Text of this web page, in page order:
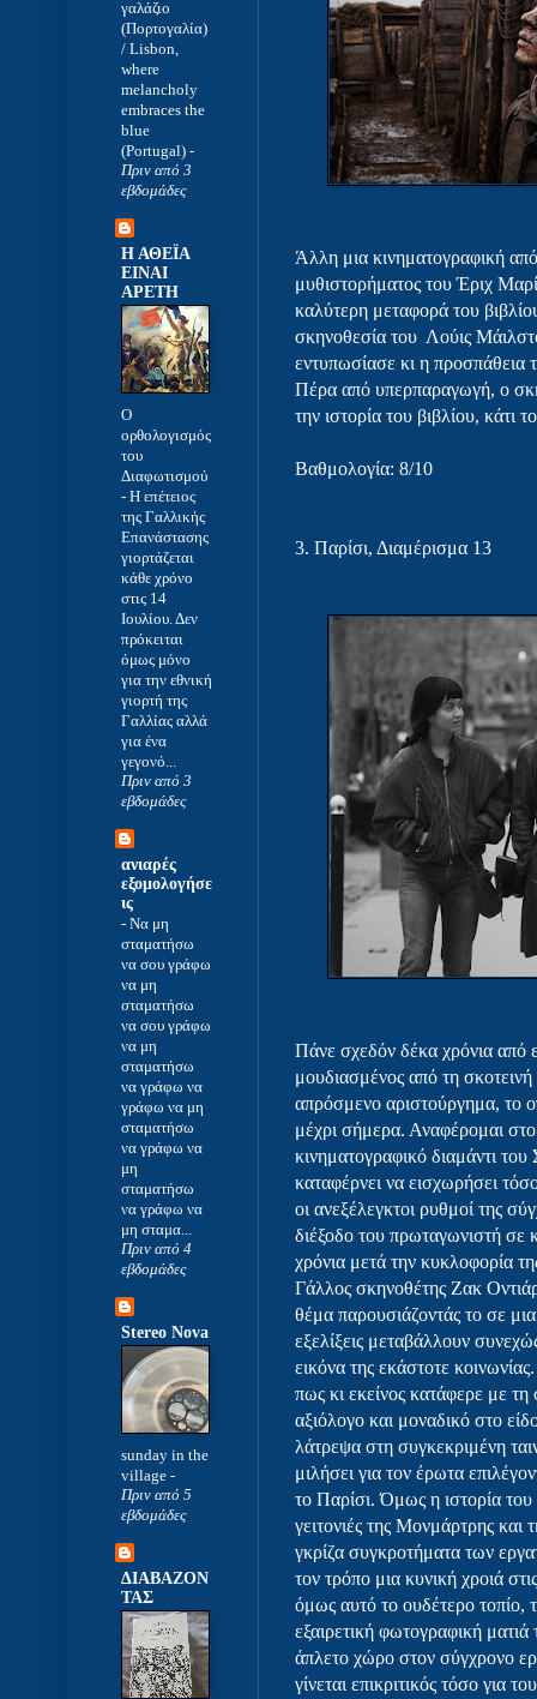
Άλλη μια κινηματογραφική
μυθιστορήματος του Έριχ
καλύτερη μεταφορά του
σκηνοθεσία του Λούις
εντυπωσίασε κι η
Πέρα από υπερπαραγωγή, ο
την ιστορία του βιβλίου,
Βαθμολογία: 8/10
3. Παρίσι, Διαμέρισμα 13
Πάνε σχεδόν δέκα χρόνια από
μουδιασμένος από τη
απρόσμενο αριστούργημα, το
μέχρι σήμερα. Αναφέρομαι
κινηματογραφικό διαμάντι
καταφέρνει να εισχωρήσει
οι ανεξέλεγκτοι ρυθμοί της
διέξοδο του πρωταγωνιστή
χρόνια μετά την κυκλοφορία
Γάλλος σκηνοθέτης Ζακ
θέμα παρουσιάζοντάς το σε
εξελίξεις μεταβάλλουν
εικόνα της εκάστοτε
πως κι εκείνος κατάφερε με
αξιόλογο και μοναδικό στο
λάτρεψα στη συγκεκριμένη
μιλήσει για τον έρωτα
το Παρίσι. Όμως η ιστορία του
γειτονιές της Μονμάρτρης
γκρίζα συγκροτήματα των
τον τρόπο μια κυνική χροιά
όμως αυτό το ουδέτερο τοπίο,
εξαιρετική φωτογραφική
άπλετο χώρο στον σύγχρονο
γίνεται επικριτικός τόσο για
γαλάζιο
(Πορτογαλία)
/ Lisbon,
where
melancholy
embraces the
blue
(Portugal) -
Πριν από 3
εβδομάδες
Η ΑΘΕΪΑ
ΕΙΝΑΙ
ΑΡΕΤΗ
Ο
ορθολογισμός
του
Διαφωτισμού
- Η επέτειος
της Γαλλικής
Επανάστασης
γιορτάζεται
κάθε χρόνο
στις 14
Ιουλίου. Δεν
πρόκειται
όμως μόνο
για την εθνική
γιορτή της
Γαλλίας αλλά
για ένα
γεγονό...
Πριν από 3
εβδομάδες
ανιαρές
εξομολογήσε
ις
- Να μη
σταματήσω
να σου γράφω
να μη
σταματήσω
να σου γράφω
να μη
σταματήσω
να γράφω να
γράφω να μη
σταματήσω
να γράφω να
μη
σταματήσω
να γράφω να
μη σταμα...
Πριν από 4
εβδομάδες
Stereo Nova
sunday in the
village -
Πριν από 5
εβδομάδες
ΔΙΑΒΑΖΟΝ
ΤΑΣ